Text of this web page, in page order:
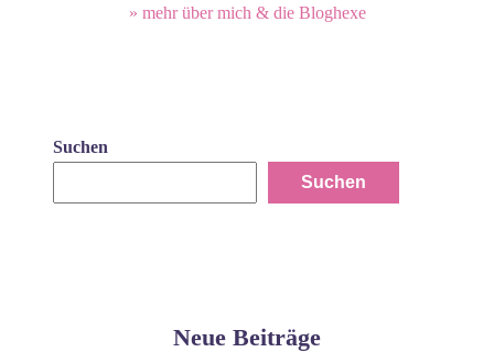
» mehr über mich & die Bloghexe
Suchen
Suchen
Neue Beiträge